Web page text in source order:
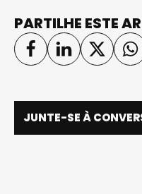
PARTILHE ESTE
JUNTE-SE À